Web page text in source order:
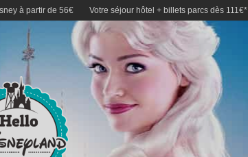
à partir de 56€ Votre séjour hôtel + billets parcs dès 111€*